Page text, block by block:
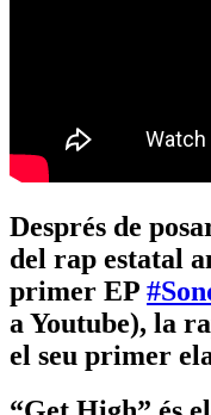
Després de
del rap estatal
primer EP
a Youtube), la
el seu primer